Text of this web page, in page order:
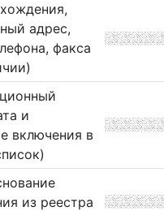
адрес,
факса
и
включения в
из реестра